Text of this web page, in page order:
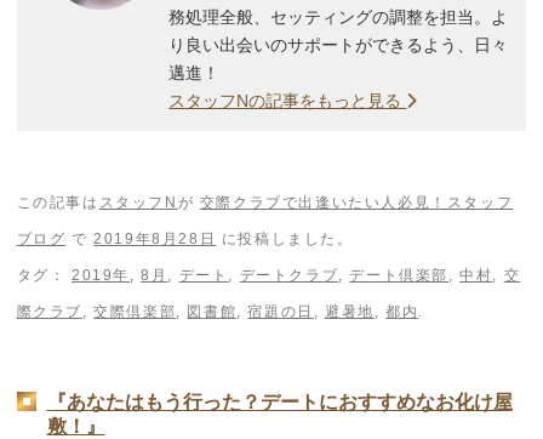
務処理全般、セッティングの調整を担当。よ
り良い出会いのサポートができるよう、日々
邁進！
スタッフNの記事をもっと見る
この記事は スタッフN が 交際クラブで出逢いたい人必見！スタッフ
ブログ で2019年8月28日 に投稿しました。
タグ： 2019年 ,8月 , デート , デートクラブ,デート倶楽部 ,中村, 交
際クラブ ,交際倶楽部, 図書館,宿題の日 , 避暑地 ,都内 .
『あなたはもう行った？デートにおすすめなお化け屋
敷！』